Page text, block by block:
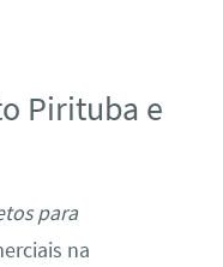
Pirituba e
para
na